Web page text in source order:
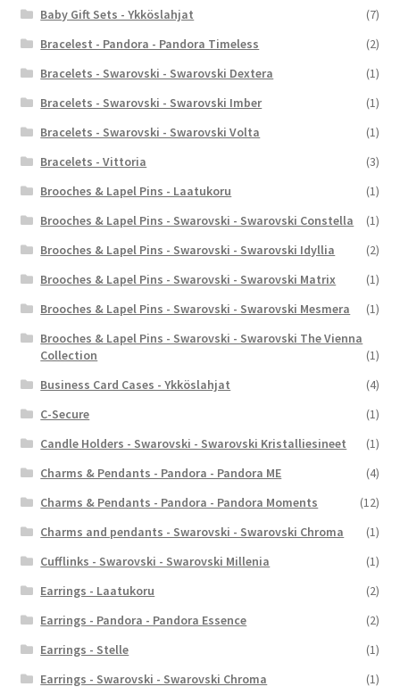
Baby Gift Sets - Ykköslahjat
(7)
Bracelest - Pandora - Pandora Timeless
(2)
Bracelets - Swarovski - Swarovski Dextera
(1)
Bracelets - Swarovski - Swarovski Imber
(1)
Bracelets - Swarovski - Swarovski Volta
(1)
Bracelets - Vittoria
(3)
Brooches & Lapel Pins - Laatukoru
(1)
Brooches & Lapel Pins - Swarovski - Swarovski Constella
(1)
Brooches & Lapel Pins - Swarovski - Swarovski Idyllia
(2)
Brooches & Lapel Pins - Swarovski - Swarovski Matrix
(1)
Brooches & Lapel Pins - Swarovski - Swarovski Mesmera
(1)
Brooches & Lapel Pins - Swarovski - Swarovski The Vienna
Collection
(1)
Business Card Cases - Ykköslahjat
(4)
C-Secure
(1)
Candle Holders - Swarovski - Swarovski Kristalliesineet
(1)
Charms & Pendants - Pandora - Pandora ME
(4)
Charms & Pendants - Pandora - Pandora Moments
(12)
Charms and pendants - Swarovski - Swarovski Chroma
(1)
Cufflinks - Swarovski - Swarovski Millenia
(1)
Earrings - Laatukoru
(2)
Earrings - Pandora - Pandora Essence
(2)
Earrings - Stelle
(1)
Earrings - Swarovski - Swarovski Chroma
(1)